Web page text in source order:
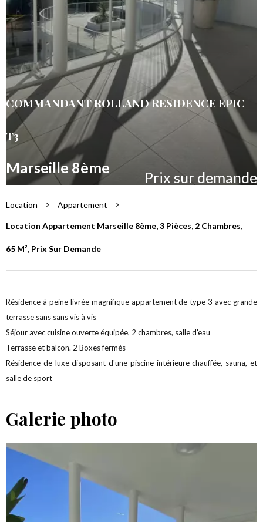
COMMANDANT ROLLAND RESIDENCE EPIC
T3
Marseille 8ème
Prix sur demande
Location Appartement
Location Appartement Marseille 8ème, 3 Pièces, 2 Chambres,
65 M², Prix Sur Demande
Résidence à peine livrée magnifique appartement de type 3 avec grande
terrasse sans sans vis à vis
Séjour avec cuisine ouverte équipée, 2 chambres, salle d'eau
Terrasse et balcon. 2 Boxes fermés
Résidence de luxe disposant d'une piscine intérieure chauffée, sauna, et
salle de sport
Galerie photo